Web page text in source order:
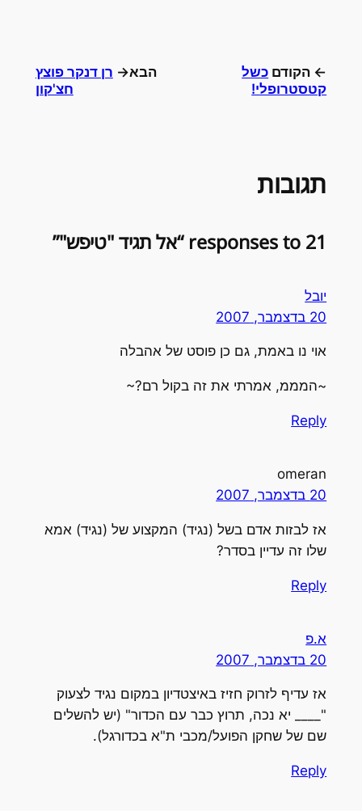
← הקודם כשל
קטסטרופלי!
הבא→ רן דנקר פוצץ
חצ'קון
תגובות
21 responses to “אל תגיד "טיפש"”
יובל
20 בדצמבר, 2007
אוי נו באמת, גם כן פוסט של אהבלה
~המממ, אמרתי את זה בקול רם?~
Reply
omeran
20 בדצמבר, 2007
אז לבזות אדם בשל (נגיד) המקצוע של (נגיד) אמא
שלו זה עדיין בסדר?
Reply
א.פ
20 בדצמבר, 2007
אז עדיף לזרוק חזיז באיצטדיון במקום נגיד לצעוק
"____ יא נכה, תרוץ כבר עם הכדור" (יש להשלים
שם של שחקן הפועל/מכבי ת"א בכדורגל).
Reply